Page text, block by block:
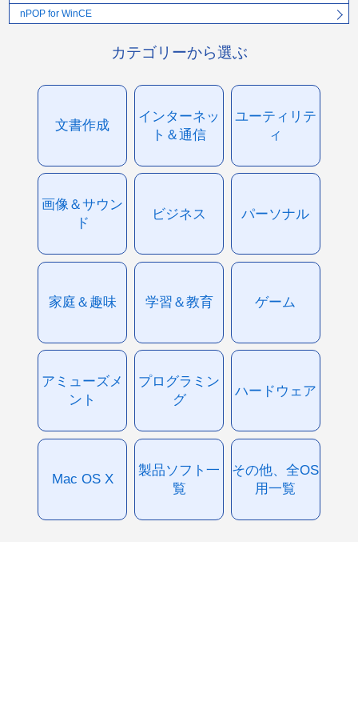
nPOP for WinCE
カテゴリーから選ぶ
文書作成
インターネッ
ト＆通信
ユーティリテ
ィ
画像＆サウン
ド
ビジネス パーソナル
家庭＆趣味 学習＆教育 ゲーム
アミューズメ
ント
プログラミン
グ
ハードウェア
Mac OS X
製品ソフト一
覧
その他、全OS
用一覧